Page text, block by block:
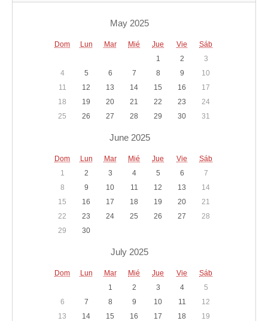
May 2025
Dom Lun Mar Mié Jue Vie
Sáb
1
2
3
4
5 6 7 8 9
10
11
12 13 14 15 16
17
18
19 20 21 22 23
24
25
26 27 28 29 30 31
June 2025
Dom Lun Mar Mié Jue Vie
Sáb
1
2 3 4 5 6
7
8
9 10 11 12 13
14
15
16 17 18 19 20
21
22
23 24 25 26 27
28
29
30
July 2025
Dom Lun Mar Mié Jue Vie
Sáb
1
2 3 4
5
6
7 8 9 10 11
12
13
14 15 16 17 18
19